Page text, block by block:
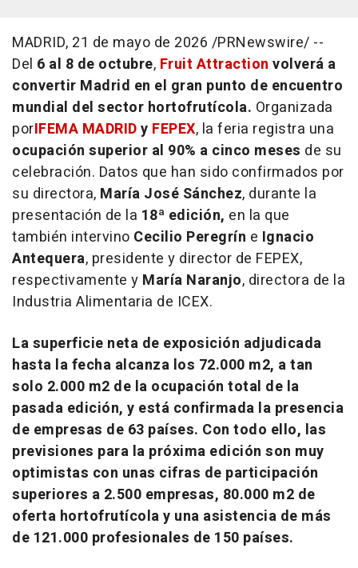
MADRID, 21 de mayo de 2026 /PRNewswire/ --
Del 6 al 8 de octubre, Fruit Attraction volverá a
convertir Madrid en el gran punto de encuentro
mundial del sector hortofrutícola. Organizada
porIFEMA MADRIDy FEPEX, la feria registra una
ocupación superior al 90% a cinco meses de su
celebración. Datos que han sido confirmados por
su directora, María José Sánchez, durante la
presentación de la 18ª edición, en la que
también intervino Cecilio Peregrín e Ignacio
Antequera, presidente y director de FEPEX,
respectivamente y María Naranjo, directora de la
Industria Alimentaria de ICEX.
Lasuperficie neta de exposición adjudicada
hasta la fecha alcanza los 72.000 m2, a tan
solo 2.000 m2 de la ocupación total de la
pasada edición, y está confirmada la presencia
de empresas de 63 países. Con todo ello, las
previsiones para la próxima edición son muy
optimistas con unas cifras de participación
superiores a 2.500 empresas, 80.000 m2 de
oferta hortofrutícola y una asistencia de más
de 121.000 profesionales de 150 países.